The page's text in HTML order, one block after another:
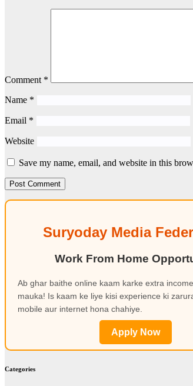
Comment *
Name *
Email *
Website
Save my name, email, and website in this
Suryoday Media
Work From Home
Ab ghar baithe online kaam karke extra
mauka! Is kaam ke liye kisi experience ki
mobile aur internet hona chahiye.
Apply Now
Categories